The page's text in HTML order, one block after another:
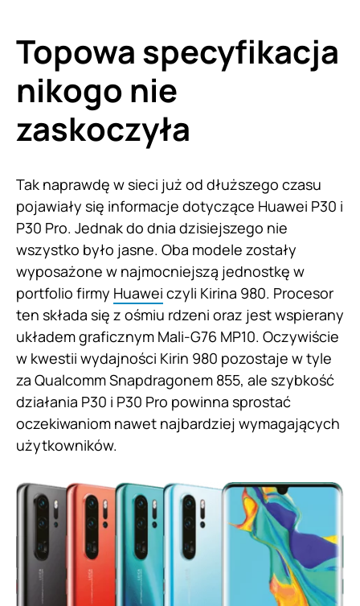
Topowa specyfikacja
nikogo nie
zaskoczyła
Tak naprawdę w sieci już od dłuższego czasu
pojawiały się informacje dotyczące Huawei P30 i
P30 Pro. Jednak do dnia dzisiejszego nie
wszystko było jasne. Oba modele zostały
wyposażone w najmocniejszą jednostkę w
portfolio firmy Huawei czyli Kirina 980. Procesor
ten składa się z ośmiu rdzeni oraz jest wspierany
układem graficznym Mali-G76 MP10. Oczywiście
w kwestii wydajności Kirin 980 pozostaje w tyle
za Qualcomm Snapdragonem 855, ale szybkość
działania P30 i P30 Pro powinna sprostać
oczekiwaniom nawet najbardziej wymagających
użytkowników.